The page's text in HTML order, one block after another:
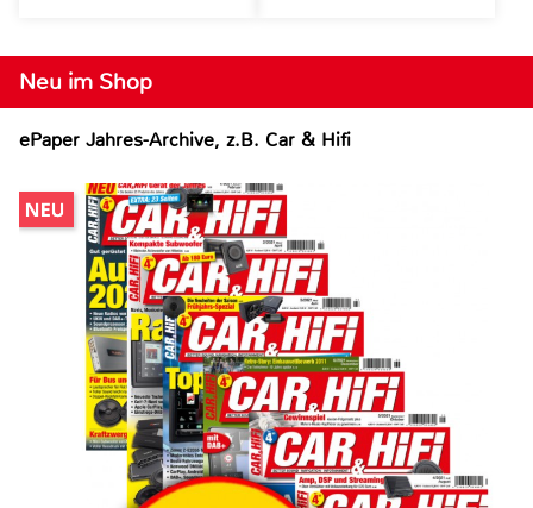
Neu im Shop
ePaper Jahres-Archive, z.B. Car & Hifi